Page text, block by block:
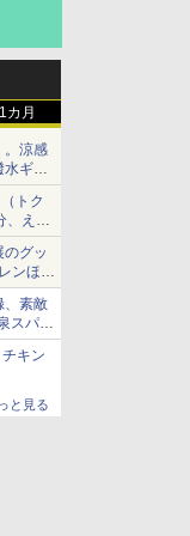
1カ月
。涼感
水ギア
トク
、えき
グッ
ンほ
、素敵
スパに
キン
と見る